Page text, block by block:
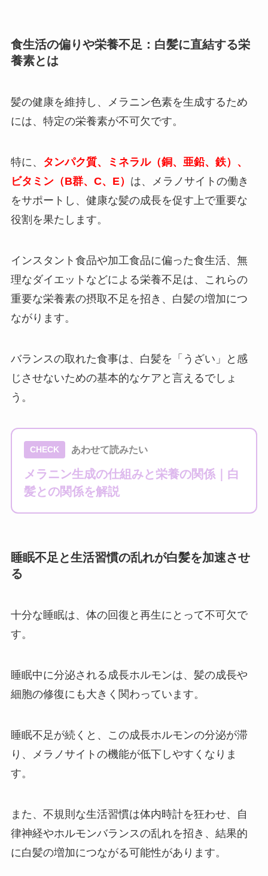
食生活の偏りや栄養不足：白髪に直結する栄
養素とは
髪の健康を維持し、メラニン色素を生成するため
には、特定の栄養素が不可欠です。
特に、
タンパク質、ミネラル（銅、亜鉛、鉄）、
ビタミン（B群、C、E） は、メラノサイトの働き
をサポートし、健康な髪の成長を促す上で重要な
役割を果たします。
インスタント食品や加工食品に偏った食生活、無
理なダイエットなどによる栄養不足は、これらの
重要な栄養素の摂取不足を招き、白髪の増加につ
ながります。
バランスの取れた食事は、白髪を「うざい」と感
じさせないための基本的なケアと言えるでしょ
う。
CHECK あわせて読みたい
メラニン生成の仕組みと栄養の関係｜白
髪との関係を解説
睡眠不足と生活習慣の乱れが白髪を加速させ
る
十分な睡眠は、体の回復と再生にとって不可欠で
す。
睡眠中に分泌される成長ホルモンは、髪の成長や
細胞の修復にも大きく関わっています。
睡眠不足が続くと、この成長ホルモンの分泌が滞
り、メラノサイトの機能が低下しやすくなりま
す。
また、不規則な生活習慣は体内時計を狂わせ、自
律神経やホルモンバランスの乱れを招き、結果的
に白髪の増加につながる可能性があります。